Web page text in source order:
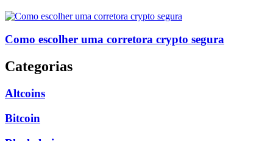
Como escolher uma corretora crypto segura
Categorias
Altcoins
Bitcoin